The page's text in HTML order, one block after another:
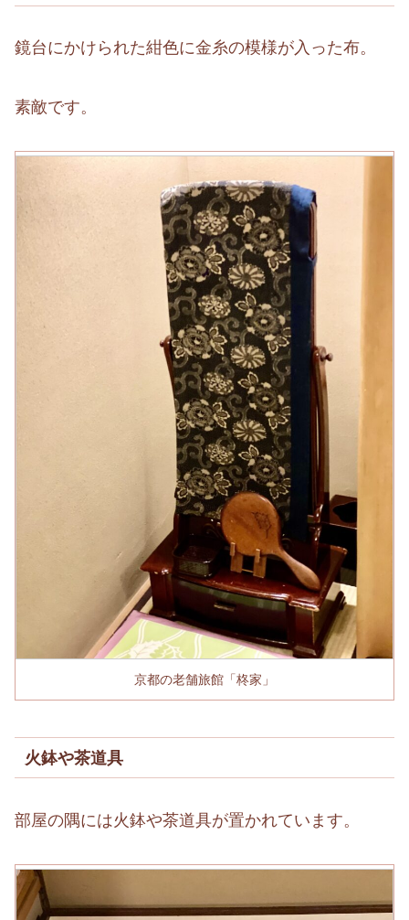
鏡台にかけられた紺色に金糸の模様が入った布。
素敵です。
京都の老舗旅館「柊家」
火鉢や茶道具
部屋の隅には火鉢や茶道具が置かれています。